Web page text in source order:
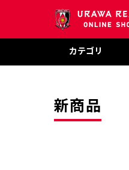
カテゴリ
新商品